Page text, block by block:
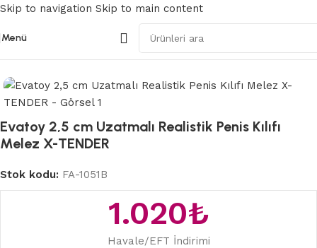
Skip to navigation Skip to main content
Menü
Evatoy 2,5 cm Uzatmalı Realistik Penis Kılıfı
Melez X-TENDER
Stok kodu: FA-1051B
1.020₺
Havale/EFT İndirimi